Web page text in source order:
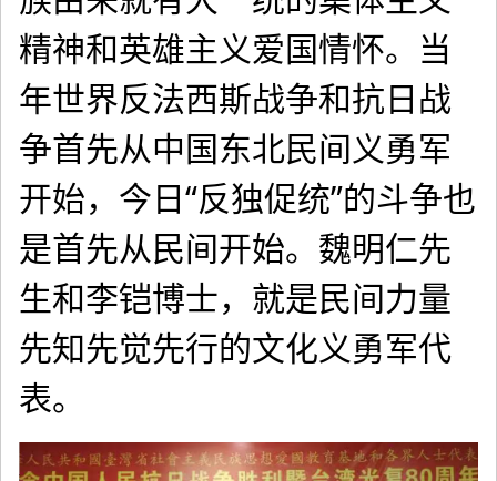
精神和英雄主义爱国情怀。当
年世界反法西斯战争和抗日战
争首先从中国东北民间义勇军
开始，今日“反独促统”的斗争也
是首先从民间开始。魏明仁先
生和李铠博士，就是民间力量
先知先觉先行的文化义勇军代
表。